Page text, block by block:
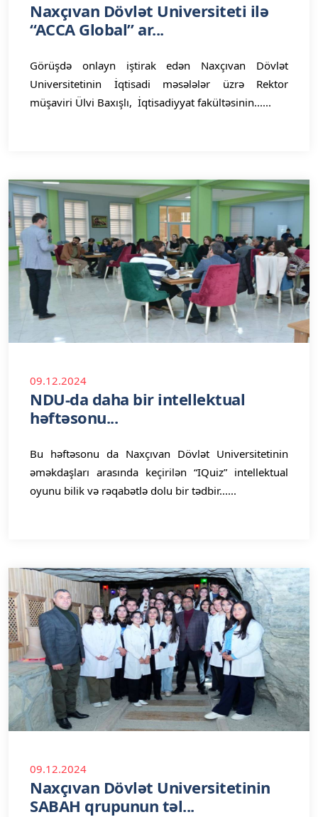
Naxçıvan Dövlət Universiteti ilə
“ACCA Global” ar...
Görüşdə onlayn iştirak edən Naxçıvan Dövlət
Universitetinin İqtisadi məsələlər üzrə Rektor
müşaviri Ülvi Baxışlı, İqtisadiyyat fakültəsinin......
09.12.2024
NDU-da daha bir intellektual
həftəsonu...
Bu həftəsonu da Naxçıvan Dövlət Universitetinin
əməkdaşları arasında keçirilən “IQuiz” intellektual
oyunu bilik və rəqabətlə dolu bir tədbir......
09.12.2024
Naxçıvan Dövlət Universitetinin
SABAH qrupunun təl...